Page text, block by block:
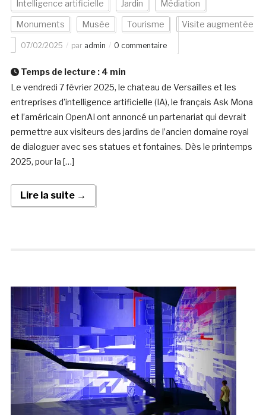
Intelligence artificielle Jardin Médiation
Monuments Musée Tourisme Visite augmentée
07/02/2025 par admin 0 commentaire
Temps de lecture : 4 min
Le vendredi 7 février 2025, le chateau de Versailles et les
entreprises d’intelligence artificielle (IA), le français Ask Mona
et l’américain OpenAI ont annoncé un partenariat qui devrait
permettre aux visiteurs des jardins de l’ancien domaine royal
de dialoguer avec ses statues et fontaines. Dès le printemps
2025, pour la […]
Lire la suite →